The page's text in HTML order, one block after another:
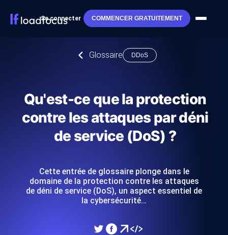
Se connecter COMMENCER GRATUITEMENT
Glossaire DDoS
Qu'est-ce que la protection
contre les attaques par déni
de service (DoS) ?
Cette entrée de glossaire plonge dans le
domaine de la protection contre les attaques
de déni de service (DoS), un aspect essentiel de
la cybersécurité…